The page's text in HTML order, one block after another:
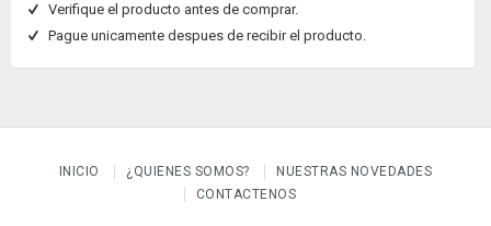
Verifique el producto antes de comprar.
Pague unicamente despues de recibir el producto.
INICIO ¿QUIENES SOMOS?
NUESTRAS NOVEDADES
CONTACTENOS